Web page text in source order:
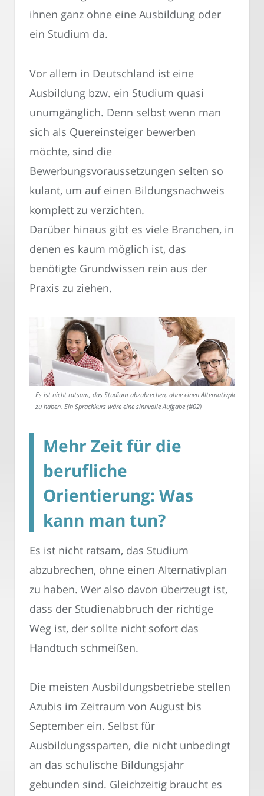
ihnen ganz ohne eine Ausbildung oder
ein Studium da.
Vor allem in Deutschland ist eine
Ausbildung bzw. ein Studium quasi
unumgänglich. Denn selbst wenn man
sich als Quereinsteiger bewerben
möchte, sind die
Bewerbungsvoraussetzungen selten so
kulant, um auf einen Bildungsnachweis
komplett zu verzichten.
Darüber hinaus gibt es viele Branchen, in
denen es kaum möglich ist, das
benötigte Grundwissen rein aus der
Praxis zu ziehen.
Es ist nicht ratsam, das Studium abzubrechen, ohne einen Alternativplan
zu haben. Ein Sprachkurs wäre eine sinnvolle Aufgabe (#02)
Mehr Zeit für die
berufliche
Orientierung: Was
kann man tun?
Es ist nicht ratsam, das Studium
abzubrechen, ohne einen Alternativplan
zu haben. Wer also davon überzeugt ist,
dass der Studienabbruch der richtige
Weg ist, der sollte nicht sofort das
Handtuch schmeißen.
Die meisten Ausbildungsbetriebe stellen
Azubis im Zeitraum von August bis
September ein. Selbst für
Ausbildungssparten, die nicht unbedingt
an das schulische Bildungsjahr
gebunden sind. Gleichzeitig braucht es